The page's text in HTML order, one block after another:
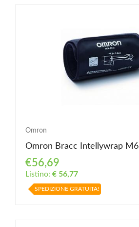
Omron
Omron Bracc Intellywrap M6
€56,69
Listino: € 56,77
SPEDIZIONE GRATUITA!